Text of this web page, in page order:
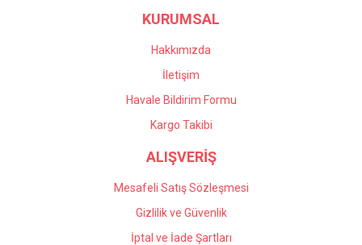
KURUMSAL
Hakkımızda
İletişim
Havale Bildirim Formu
Kargo Takibi
ALIŞVERİŞ
Mesafeli Satış Sözleşmesi
Gizlilik ve Güvenlik
İptal ve İade Şartları